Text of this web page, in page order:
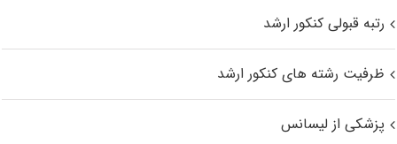
رتبه قبولی کنکور ارشد
ظرفیت رشته های کنکور ارشد
پزشکی از لیسانس